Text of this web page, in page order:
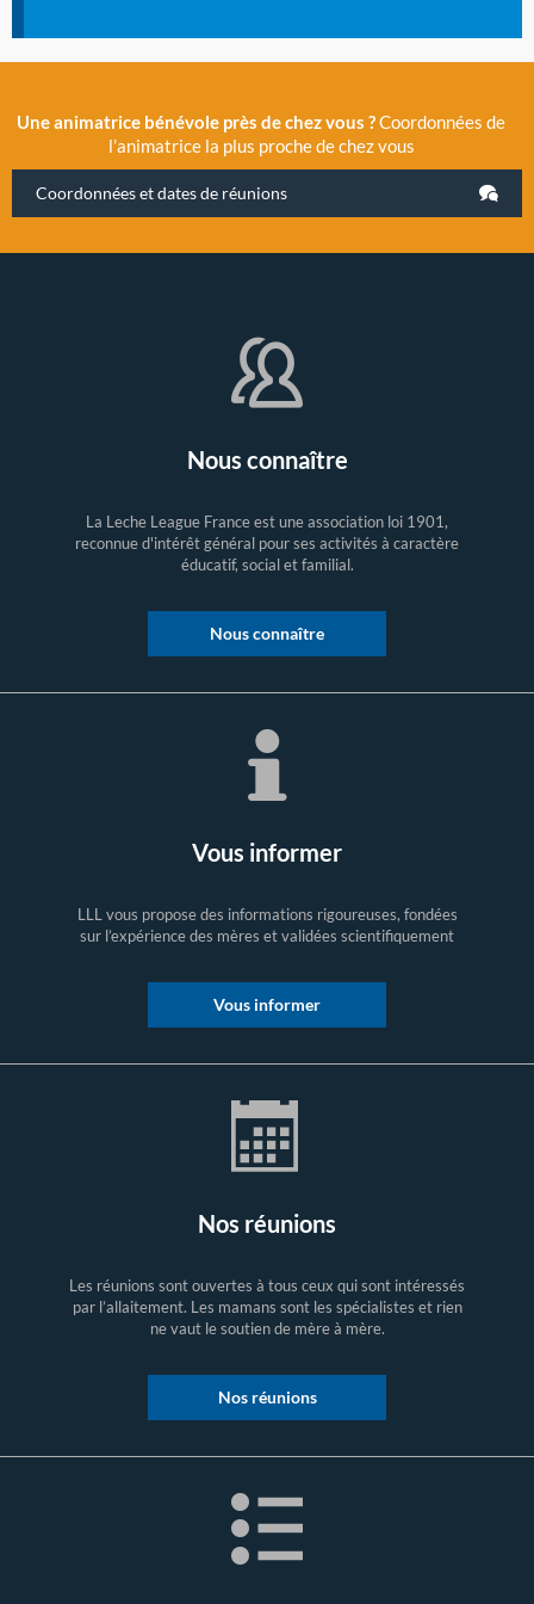
Une animatrice bénévole près de chez vous ?Coordonnées de
l’animatrice la plus proche de chez vous
Coordonnées et dates de réunions
Nous connaître
La Leche League France est une association loi 1901,
reconnue d'intérêt général pour ses activités à caractère
éducatif, social et familial.
Nous connaître
Vous informer
LLL vous propose des informations rigoureuses, fondées
sur l’expérience des mères et validées scientifiquement
Vous informer
Nos réunions
Les réunions sont ouvertes à tous ceux qui sont intéressés
par l’allaitement. Les mamans sont les spécialistes et rien
ne vaut le soutien de mère à mère.
Nos réunions